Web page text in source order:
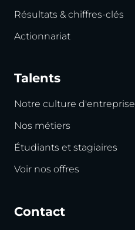
Résultats & chiffres-clés
Actionnariat
Talents
Notre culture d'entreprise
Nos métiers
Étudiants et stagiaires
Voir nos offres
Contact